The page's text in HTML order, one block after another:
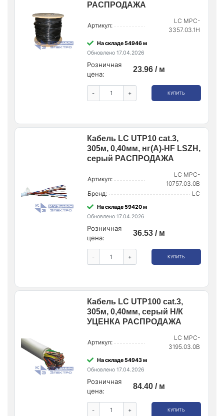
РАСПРОДАЖА
Артикул:
LC MPC-
3357.03.1H
На складе 54946 м
Обновлено 17.04.2026
Розничная
цена:
23.96 / м
- + КУПИТЬ
Кабель LC UTP10 cat.3,
305м, 0,40мм, нг(А)-HF LSZH,
серый РАСПРОДАЖА
Артикул:
LC MPC-
10757.03.0B
Бренд:
LC
На складе 59420 м
Обновлено 17.04.2026
Розничная
цена:
36.53 / м
- + КУПИТЬ
Кабель LC UTP100 cat.3,
305м, 0,40мм, серый Н/К
УЦЕНКА РАСПРОДАЖА
Артикул:
LC MPC-
3195.03.0B
На складе 54943 м
Обновлено 17.04.2026
Розничная
цена:
84.40 / м
- + КУПИТЬ